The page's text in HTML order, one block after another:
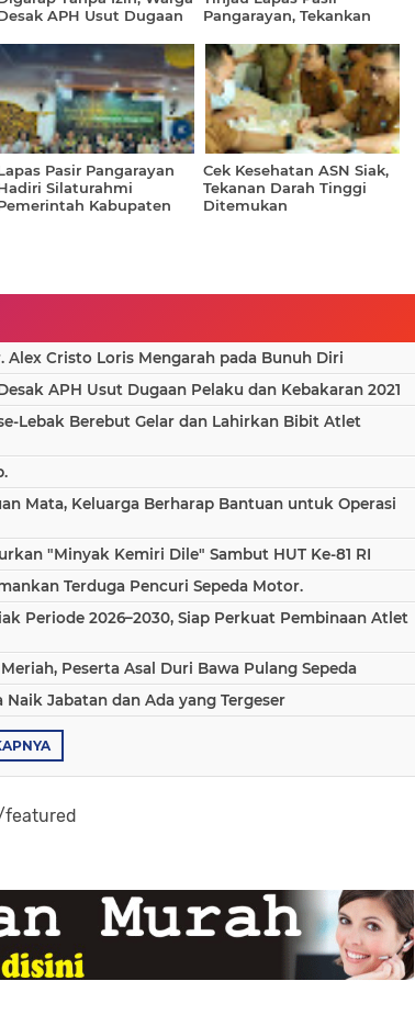
APH Usut Dugaan
2021
Pangarayan, Tekankan
HALINAR
Pasir Pangarayan
Silaturahmi
Kabupaten
Cek Kesehatan ASN Siak,
Tekanan Darah Tinggi
Ditemukan
Alex Cristo Loris Mengarah pada Bunuh Diri
APH Usut Dugaan Pelaku dan Kebakaran 2021
Lebak Berebut Gelar dan Lahirkan Bibit Atlet
Mata, Keluarga Berharap Bantuan untuk Operasi
"Minyak Kemiri Dile" Sambut HUT Ke-81 RI
Terduga Pencuri Sepeda Motor.
Periode 2026–2030, Siap Perkuat Pembinaan Atlet
Peserta Asal Duri Bawa Pulang Sepeda
Jabatan dan Ada yang Tergeser
featured